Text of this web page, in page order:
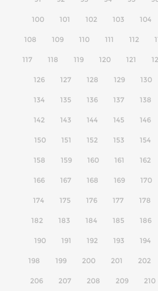
100 101 102 103 104
108 109 110 111 112
117 118 119 120 121
126 127 128 129 130
134 135 136 137 138
142 143 144 145 146
150 151 152 153 154
158 159 160 161 162
166 167 168 169 170
174 175 176 177 178
182 183 184 185 186
190 191 192 193 194
198 199 200 201 202
206 207 208 209 210